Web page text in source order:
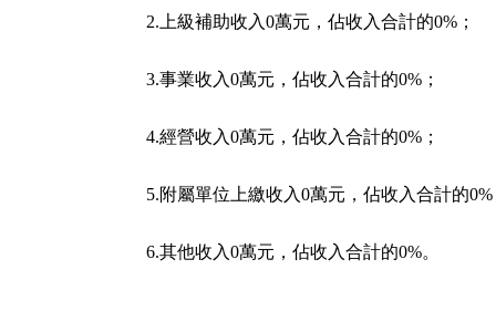
2.上級補助收入0萬元，佔收入合計的0%；
3.事業收入0萬元，佔收入合計的0%；
4.經營收入0萬元，佔收入合計的0%；
5.附屬單位上繳收入0萬元，佔收入合計的
6.其他收入0萬元，佔收入合計的0%。